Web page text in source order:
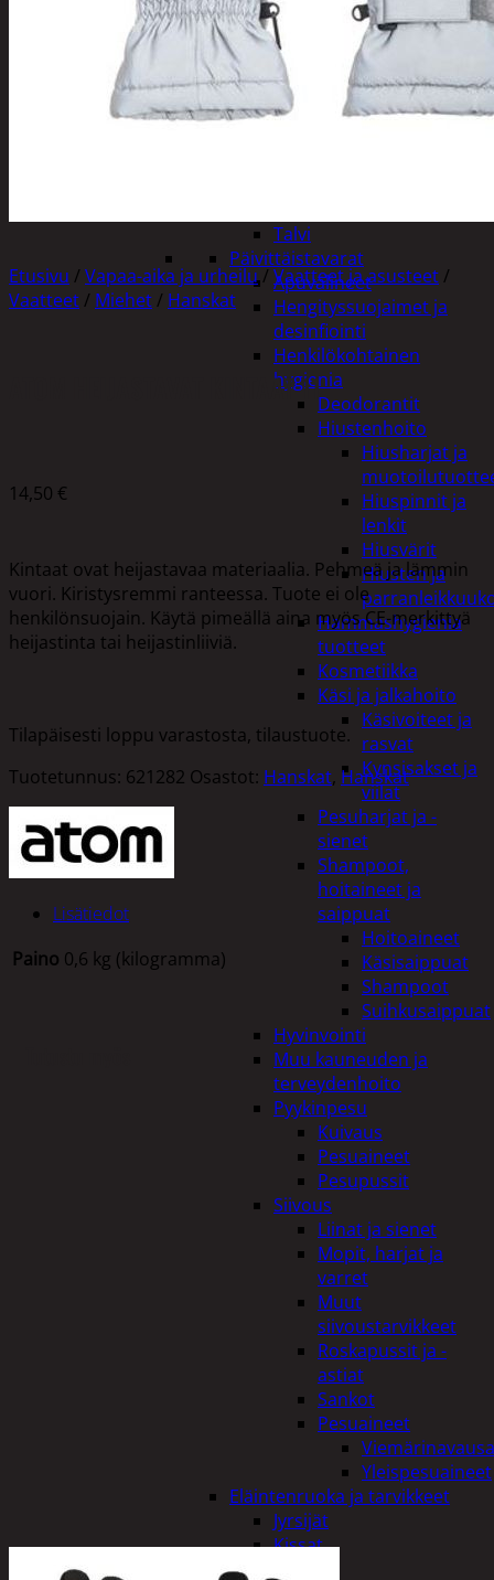
kuusenvalot
Joulukoristeet
Kranssit ja
asetelmat
Tontut ja
Talvi
Päivittäistavarat
Apuvälineet
Hengityssuojaimet ja
desinfiointi
Henkilökohtainen
hygienia
Deodorantit
Hiustenhoito
Hiusharjat ja
Hiuspinnit ja
lenkit
Hiusvärit
Hiusten ja
Hammashygienia
tuotteet
Kosmetiikka
Käsi ja jalkahoito
Käsivoiteet ja
rasvat
Kynsisakset ja
viilat
Pesuharjat ja -
sienet
Shampoot,
hoitaineet ja
saippuat
Hoitoaineet
Käsisaippuat
Shampoot
Suihkusaippuat
Hyvinvointi
Muu kauneuden ja
terveydenhoito
Pyykinpesu
Kuivaus
Pesuaineet
Pesupussit
Siivous
Liinat ja sienet
Mopit, harjat ja
varret
Muut
siivoustarvikkeet
Roskapussit ja -
astiat
Sankot
Pesuaineet
Yleispesuaineet
Eläintenruoka ja tarvikkeet
Jyrsijät
Kissat
Etusivu / Vapaa-aika ja urheilu / Vaatteet ja asusteet /
Vaatteet / Miehet / Hanskat
ATOM HEIJASTAVAT KINTAAT 11
14,50 €
Kintaat ovat heijastavaa materiaalia. Pehmeä ja lämmin
vuori. Kiristysremmi ranteessa. Tuote ei ole
henkilönsuojain. Käytä pimeällä aina myös CE-merkittyä
heijastinta tai heijastinliiviä.
Tilapäisesti loppu varastosta, tilaustuote.
Tuotetunnus: 621282 Osastot: Hanskat, Hanskat
Lisätiedot
Paino 0,6 kg (kilogramma)